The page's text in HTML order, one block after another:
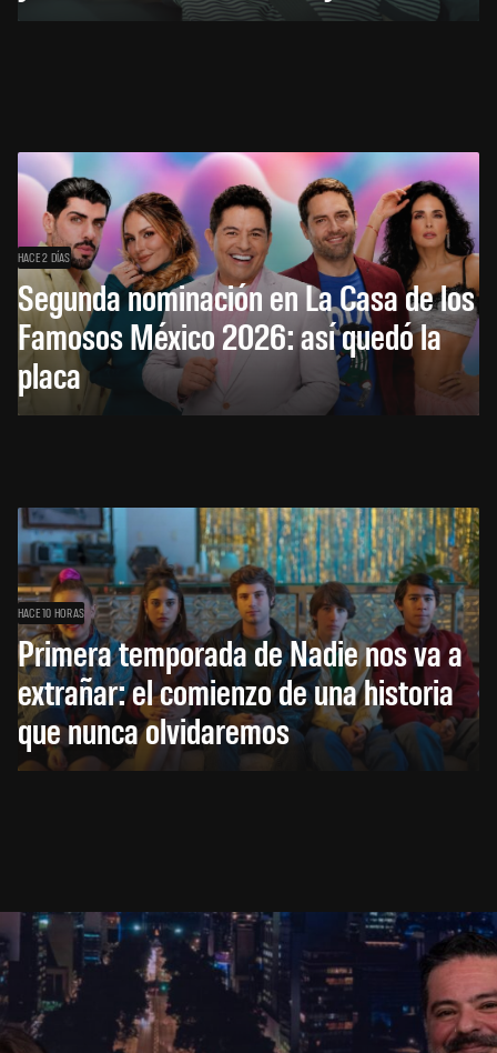
HACE 2 DÍAS
Segunda nominación en La Casa de los
Famosos México 2026: así quedó la
placa
HACE 10 HORAS
Primera temporada de Nadie nos va a
extrañar: el comienzo de una historia
que nunca olvidaremos